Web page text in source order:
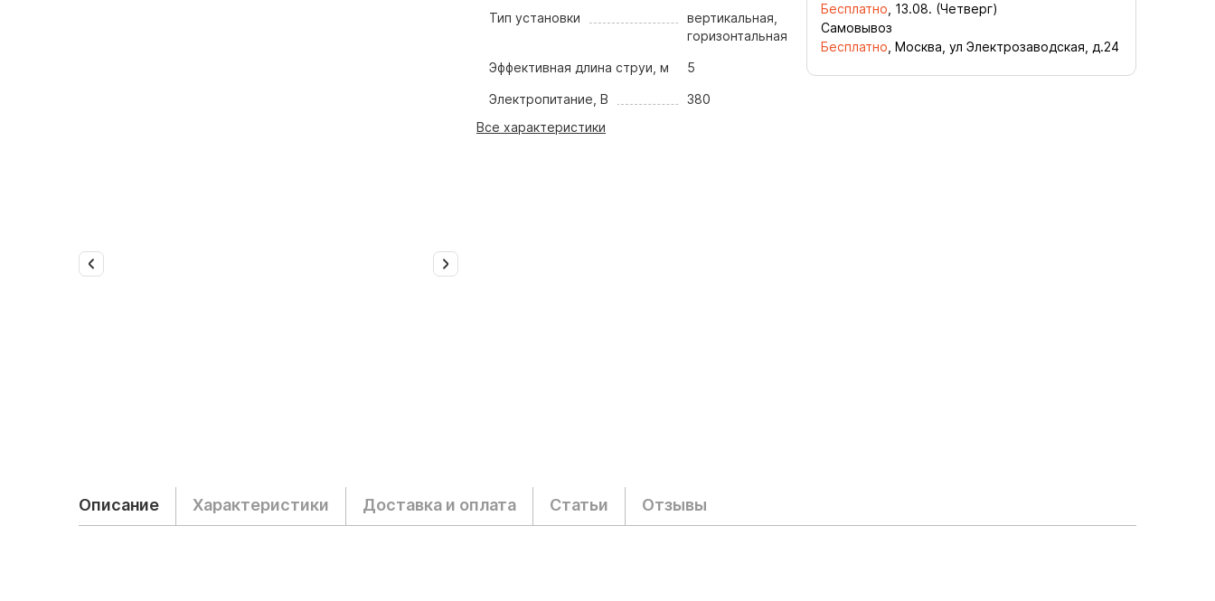
Тип установки
вертикальная,
горизонтальная
Эффективная длина струи, м 5
Электропитание, В
380
Все характеристики
Бесплатно 13.08. (Четверг)
Самовывоз
Бесплатно , Москва, ул Электрозаводская, д.24
Описание Характеристики Доставка и оплата Статьи Отзывы